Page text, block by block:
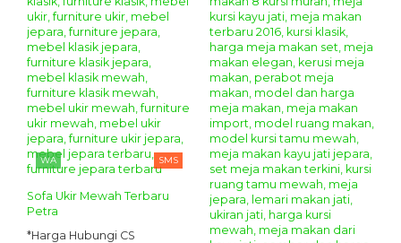
WA SMS
Sofa Ukir Mewah Terbaru
Petra
*Harga Hubungi CS